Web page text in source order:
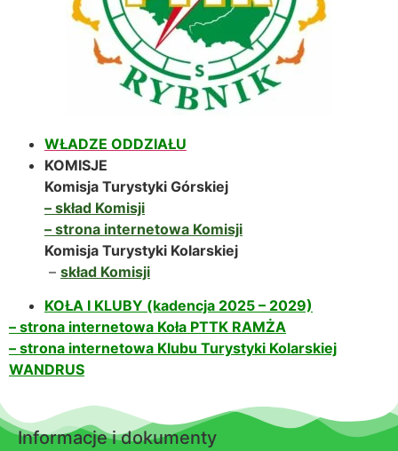
WŁADZE ODDZIAŁU
KOMISJE
Komisja Turystyki Górskiej
– skład Komisji
– strona internetowa Komisji
Komisja Turystyki Kolarskiej
– skład Komisji
KOŁA I KLUBY (kadencja 2025 – 2029)
– strona internetowa Koła PTTK RAMŻA
– strona internetowa Klubu Turystyki Kolarskiej
WANDRUS
Informacje i dokumenty